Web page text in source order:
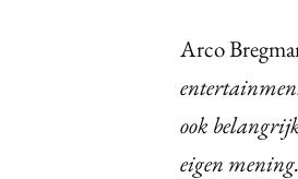
Arco
ook
eigen